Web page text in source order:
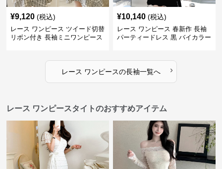
¥9,120 (税込)
レース ワンピース ツイード切替
リボン付き 長袖ミニワンピース
¥10,140 (税込)
レース ワンピース 春新作 長袖
パーティードレス 黒 バイカラー
レース ワンピースの長袖一覧へ ›
レース ワンピースタイトのおすすめアイテム